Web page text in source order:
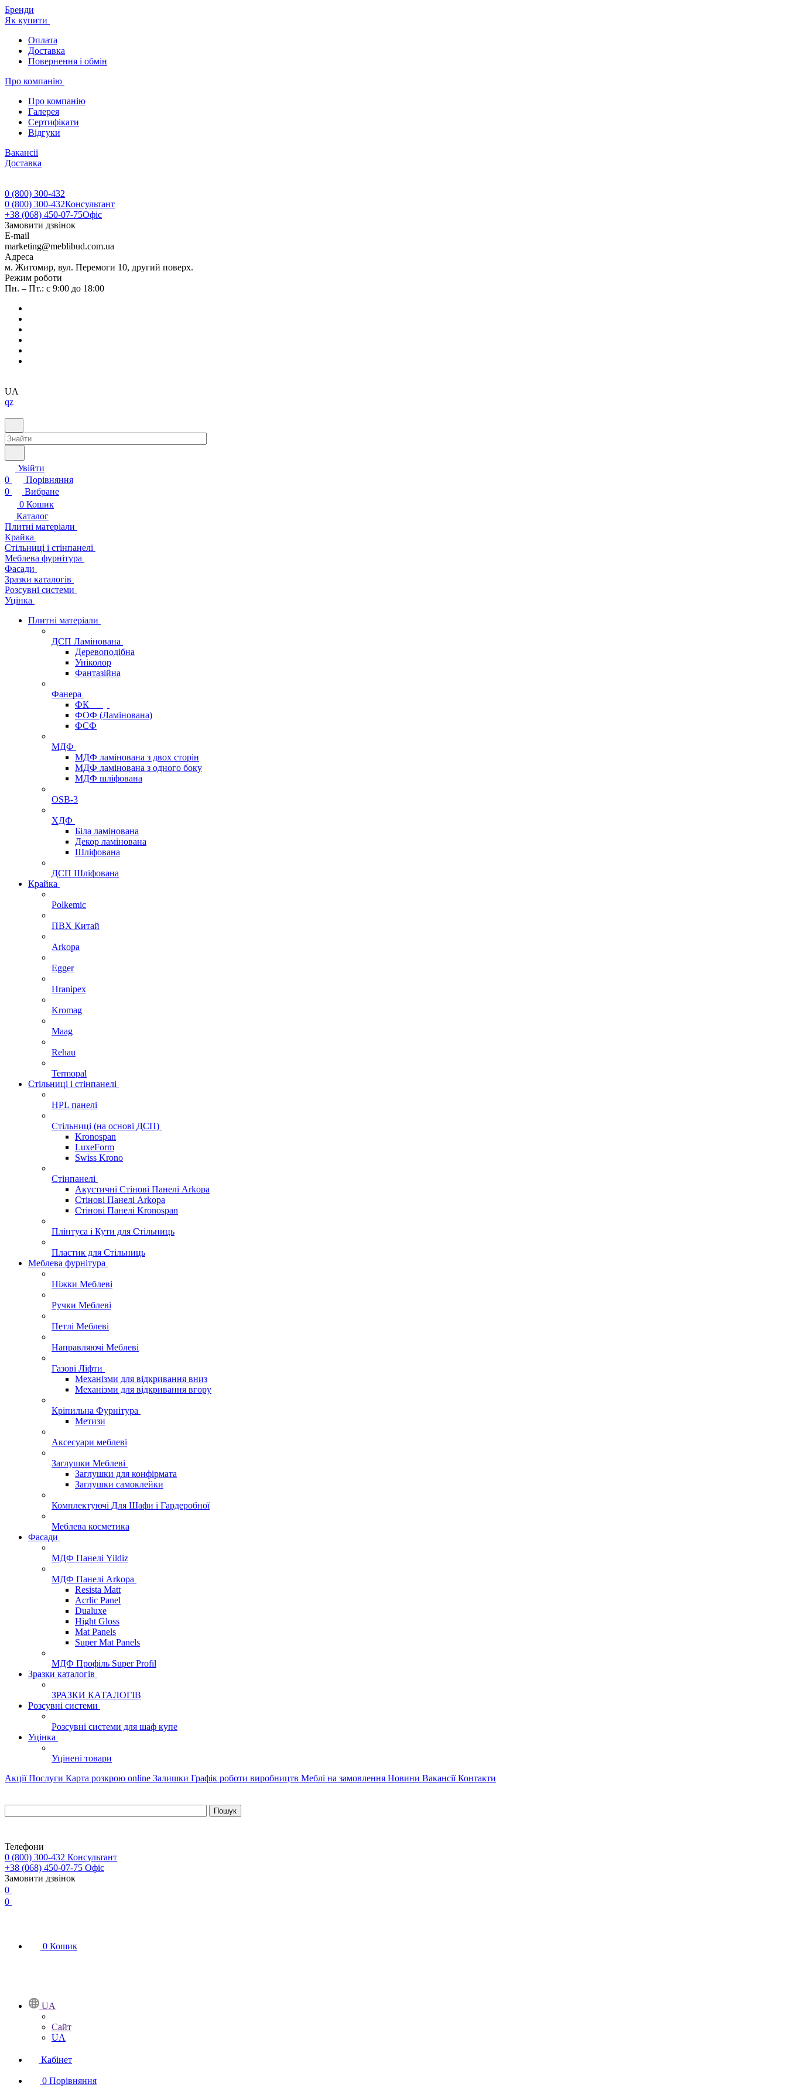
Бренди
Як купити
Оплата
Доставка
Повернення і обмін
Про компанію
Про компанію
Галерея
Сертифікати
Відгуки
Вакансії
Доставка
0 (800) 300-432
0 (800) 300-432Консультант
+38 (068) 450-07-75Офіс
Замовити дзвінок
E-mail
marketing@meblibud.com.ua
Адреса
м. Житомир, вул. Перемоги 10, другий поверх.
Режим роботи
Пн. – Пт.: с 9:00 до 18:00
UA
qz
Увійти
0
Порівняння
0
Вибране
0 Кошик
Каталог
Плитні матеріали
Крайка
Стільниці і стінпанелі
Меблева фурнітура
Фасади
Зразки каталогів
Розсувні системи
Уцінка
Плитні матеріали
ДСП Ламінована
Деревоподібна
Уніколор
Фантазійна
Фанера
ФК
ФОФ (Ламінована)
ФСФ
МДФ
МДФ ламінована з двох сторін
МДФ ламінована з одного боку
МДФ шліфована
OSB-3
ХДФ
Біла ламінована
Декор ламінована
Шліфована
ДСП Шліфована
Крайка
Polkemic
ПВХ Китай
Arkopa
Egger
Hranipex
Kromag
Maag
Rehau
Termopal
Стільниці і стінпанелі
HPL панелі
Стільниці (на основі ДСП)
Kronospan
LuxeForm
Swiss Krono
Стінпанелі
Акустичні Стінові Панелі Аrkopa
Стінові Панелі Arkopa
Стінові Панелі Kronospan
Плінтуса і Кути для Стільниць
Пластик для Стільниць
Меблева фурнітура
Ніжки Меблеві
Ручки Меблеві
Петлі Меблеві
Направляючі Меблеві
Газові Ліфти
Механізми для відкривання вниз
Механізми для відкривання вгору
Кріпильна Фурнітура
Метизи
Аксесуари меблеві
Заглушки Меблеві
Заглушки для конфірмата
Заглушки самоклейки
Комплектуючі Для Шафи і Гардеробної
Меблева косметика
Фасади
МДФ Панелі Yildiz
МДФ Панелі Arkopa
Resista Matt
Acrlic Panel
Dualuxe
Hight Gloss
Mat Panels
Super Mat Panels
МДФ Профіль Super Profil
Зразки каталогів
ЗРАЗКИ КАТАЛОГІВ
Розсувні системи
Розсувні системи для шаф купе
Уцінка
Уцінені товари
Акції Послуги Карта розкрою online Залишки Графік роботи виробництв Меблі на замовлення Новини Вакансії Контакти
Телефони
0 (800) 300-432 Консультант
+38 (068) 450-07-75 Офіс
Замовити дзвінок
0
0
0 Кошик
UA
Сайт
UA
Кабінет
0 Порівняння